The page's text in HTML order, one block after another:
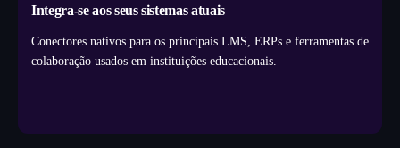
Integra-se aos seus sistemas atuais
Conectores nativos para os principais LMS, ERPs e ferramentas de
colaboração usados em instituições educacionais.